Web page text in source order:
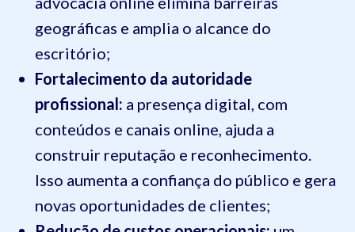
geográficas e amplia o alcance do
escritório;
Fortalecimento da autoridade
profissional: a presença digital, com
conteúdos e canais online, ajuda a
construir reputação e reconhecimento.
Isso aumenta a confiança do público e gera
novas oportunidades de clientes;